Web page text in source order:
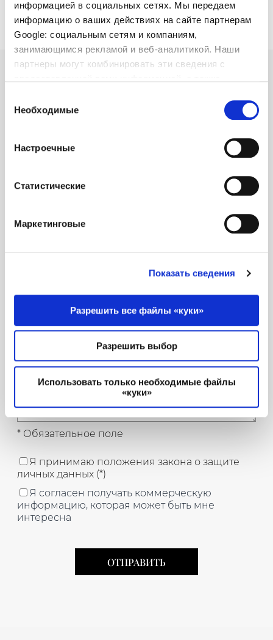
информацией в социальных сетях. Мы передаем
информацию о ваших действиях на сайте партнерам
Google: социальным сетям и компаниям,
занимающимся рекламой и веб-аналитикой. Наши
партнеры могут комбинировать эти сведения с
вами их сервисов.
согласия
Необходимые
Настроечные
Статистические
Маркетинговые
Показать сведения
Разрешить все файлы «куки»
Разрешить выбор
Использовать только необходимые файлы
«куки»
студентов и молодых выпускников. Отправьте нам
свою информацию, и мы свяжемся с вами в
ближайшее время.
* Обязательное поле
Я принимаю положения закона о защите
личных данных (*)
Я согласен получать коммерческую
информацию, которая может быть мне
интересна